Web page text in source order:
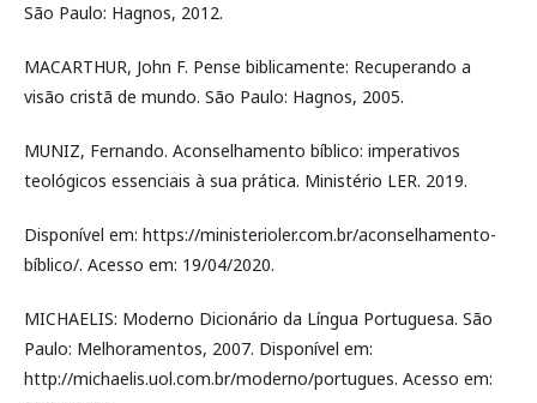
São Paulo: Hagnos, 2012.
MACARTHUR, John F. Pense biblicamente: Recuperando a
visão cristã de mundo. São Paulo: Hagnos, 2005.
MUNIZ, Fernando. Aconselhamento bíblico: imperativos
teológicos essenciais à sua prática. Ministério LER. 2019.
Disponível em: https://ministerioler.com.br/aconselhamento-
bíblico/. Acesso em: 19/04/2020.
MICHAELIS: Moderno Dicionário da Língua Portuguesa. São
Paulo: Melhoramentos, 2007. Disponível em:
http://michaelis.uol.com.br/moderno/portugues. Acesso em: